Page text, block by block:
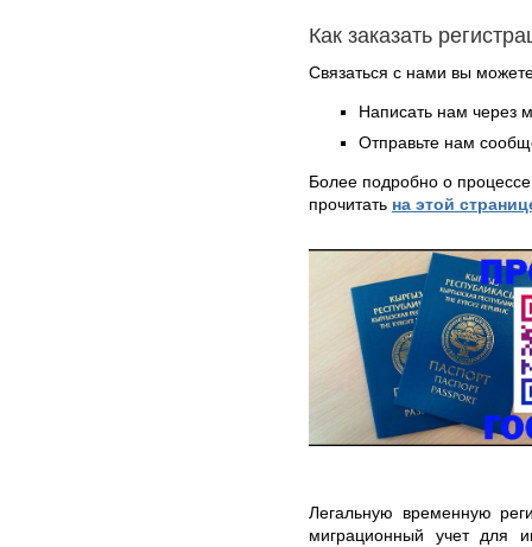
Как заказать
Связаться с нами вы
Написать нам через
Отправьте нам
Более подробно о
прочитать на этой
Легальную временную
миграционный учет для